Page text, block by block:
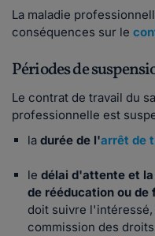
La maladie
conséquences sur le
Périodes de
Le contrat de travail du
professionnelle est
la durée de l'arrêt de
le délai d'attente et
de rééducation ou
doit suivre
commission des